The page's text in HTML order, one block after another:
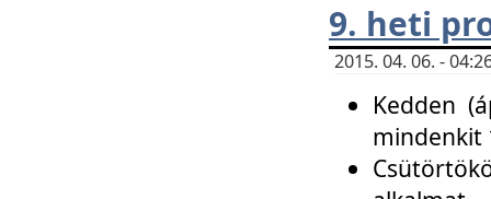
9. heti
2015. 04. 06. -
Kedden
mindenkit